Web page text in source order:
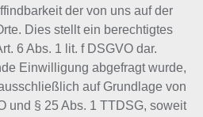
der von uns auf der
Dies stellt ein berechtigtes
6 Abs. 1 lit. f DSGVO dar.
Einwilligung abgefragt wurde,
auf Grundlage von
und § 25 Abs. 1 TTDSG, soweit